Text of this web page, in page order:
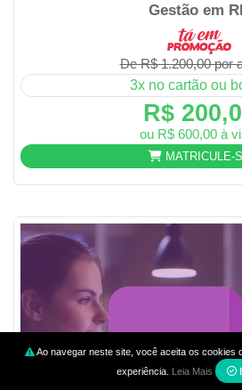
Ao navegar neste site, você aceita os cookies
experiência. Leia Mais
Gestão em
De R$ 1.200,00 por
3x no cartão ou
R$
ou R$ 600,00 à
MATRICULE-